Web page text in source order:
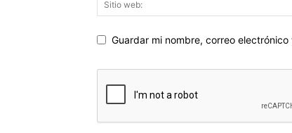
Guardar mi nombre, correo